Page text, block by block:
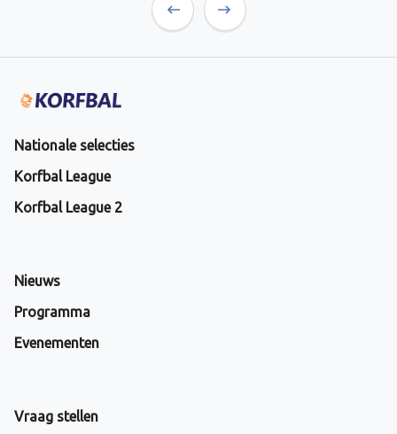
Nationale selecties
Korfbal League
Korfbal League 2
Nieuws
Programma
Evenementen
Vraag stellen